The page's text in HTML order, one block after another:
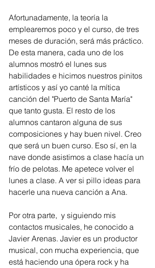
Afortunadamente, la teoría la
emplearemos poco y el curso, de tres
meses de duración, será más práctico.
De esta manera, cada uno de los
alumnos mostró el lunes sus
habilidades e hicimos nuestros pinitos
artísticos y así yo canté la mítica
canción del "Puerto de Santa María"
que tanto gusta. El resto de los
alumnos cantaron alguna de sus
composiciones y hay buen nivel. Creo
que será un buen curso. Eso sí, en la
nave donde asistimos a clase hacía un
frío de pelotas. Me apetece volver el
lunes a clase. A ver si pillo ideas para
hacerle una nueva canción a Ana.
Por otra parte,  y siguiendo mis
contactos musicales, he conocido a
Javier Arenas. Javier es un productor
musical, con mucha experiencia, que
está haciendo una ópera rock y ha